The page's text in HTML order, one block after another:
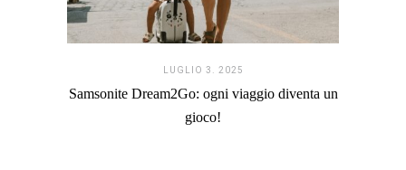
LUGLIO 3. 2025
Samsonite Dream2Go: ogni viaggio diventa un
gioco!